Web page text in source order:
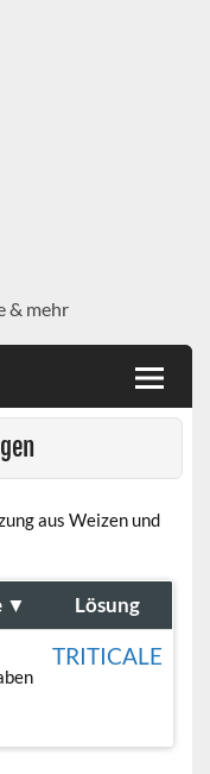
& mehr
aus Weizen und
▼ Lösung
TRITICALE